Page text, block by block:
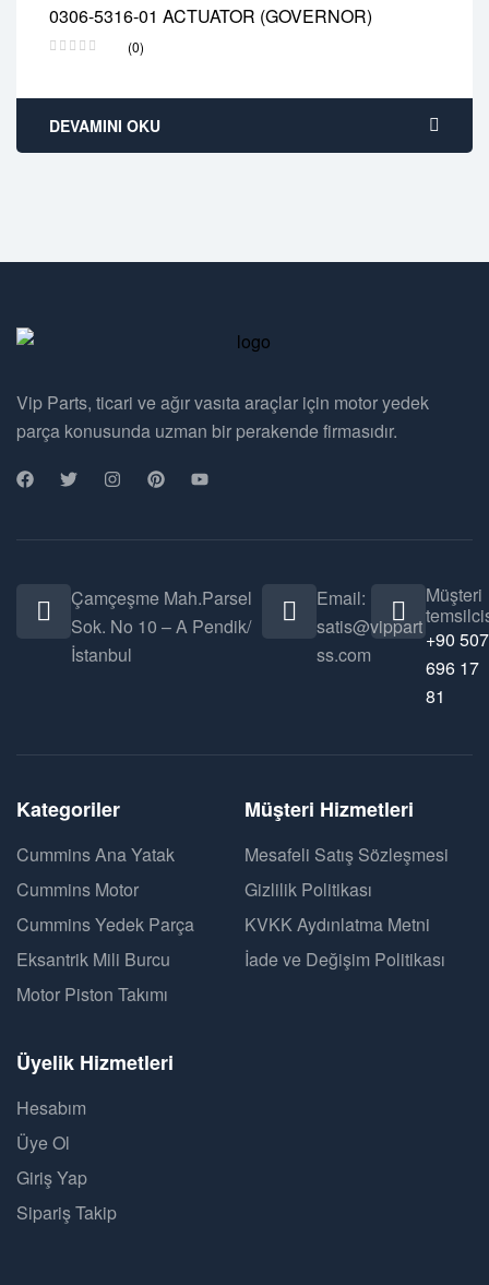
0306-5316-01 ACTUATOR (GOVERNOR)
(0)
2 years warranty
Delivery time: 1-2 business days
DEVAMINI OKU
Vip Parts, ticari ve ağır vasıta araçlar için motor yedek
parça konusunda uzman bir perakende firmasıdır.
Çamçeşme Mah.Parsel
Sok. No 10 – A Pendik/
İstanbul
Email:
satis@vippart
ss.com
Müşteri
+90 507
696 17
81
Kategoriler
Cummins Ana Yatak
Cummins Motor
Cummins Yedek Parça
Eksantrik Mili Burcu
Motor Piston Takımı
Müşteri Hizmetleri
Mesafeli Satış Sözleşmesi
Gizlilik Politikası
KVKK Aydınlatma Metni
İade ve Değişim Politikası
Üyelik Hizmetleri
Hesabım
Üye Ol
Giriş Yap
Sipariş Takip